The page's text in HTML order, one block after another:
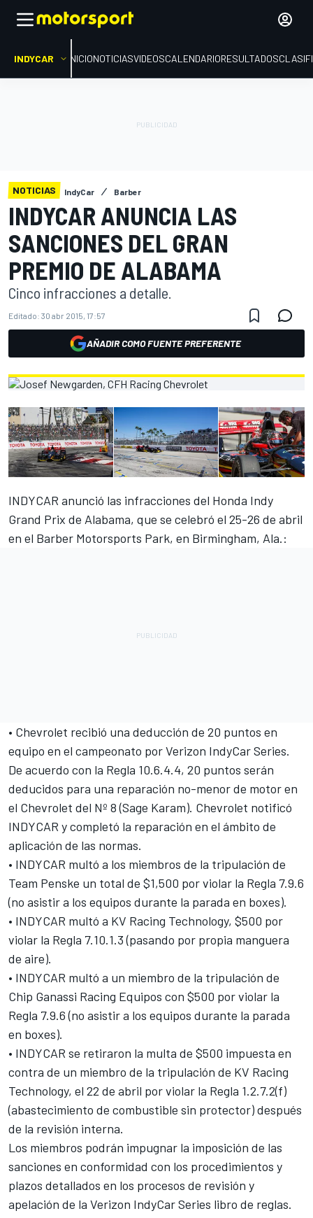
INDYCAR INICIONOTICIASVIDEOSCALENDARIORESULTADOS
NOTICIAS IndyCar Barber
INDYCAR ANUNCIA LAS
SANCIONES DEL GRAN
PREMIO DE ALABAMA
Cinco infracciones a detalle.
Editado: 30 abr 2015, 17:57
AÑADIR COMO FUENTE PREFERENTE
INDYCAR anunció las infracciones del Honda Indy
Grand Prix de Alabama, que se celebró el 25-26 de abril
en el Barber Motorsports Park, en Birmingham, Ala.:
• Chevrolet recibió una deducción de 20 puntos en
equipo en el campeonato por Verizon IndyCar Series.
De acuerdo con la Regla 10.6.4.4, 20 puntos serán
deducidos para una reparación no-menor de motor en
el Chevrolet del Nº 8 (Sage Karam). Chevrolet notificó
INDYCAR y completó la reparación en el ámbito de
aplicación de las normas.
• INDYCAR multó a los miembros de la tripulación de
Team Penske un total de $1,500 por violar la Regla 7.9.6
(no asistir a los equipos durante la parada en boxes).
• INDYCAR multó a KV Racing Technology, $500 por
violar la Regla 7.10.1.3 (pasando por propia manguera
de aire).
• INDYCAR multó a un miembro de la tripulación de
Chip Ganassi Racing Equipos con $500 por violar la
Regla 7.9.6 (no asistir a los equipos durante la parada
en boxes).
• INDYCAR se retiraron la multa de $500 impuesta en
contra de un miembro de la tripulación de KV Racing
Technology, el 22 de abril por violar la Regla 1.2.7.2(f)
(abastecimiento de combustible sin protector) después
de la revisión interna.
Los miembros podrán impugnar la imposición de las
sanciones en conformidad con los procedimientos y
plazos detallados en los procesos de revisión y
apelación de la Verizon IndyCar Series libro de reglas.